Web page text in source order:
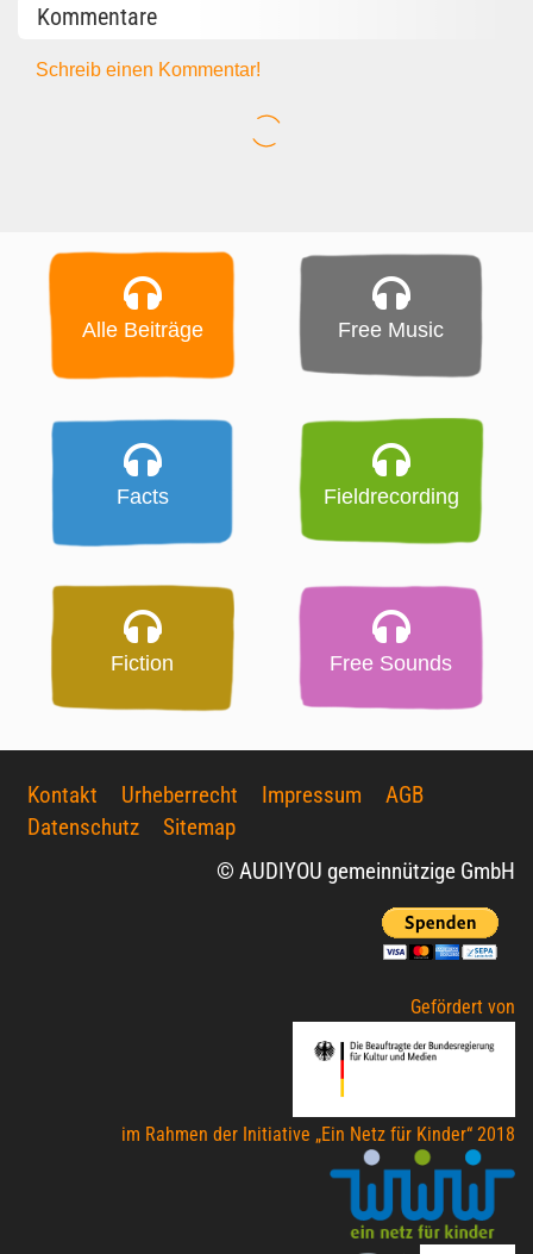
Kommentare
Schreib einen Kommentar!
Alle Beiträge Free Music
Facts Fieldrecording
Fiction Free Sounds
Kontakt Urheberrecht Impressum
AGB
Datenschutz
Sitemap
© AUDIYOU gemeinnützige GmbH
Gefördert von
im Rahmen der Initiative „Ein Netz für Kinder“ 2018